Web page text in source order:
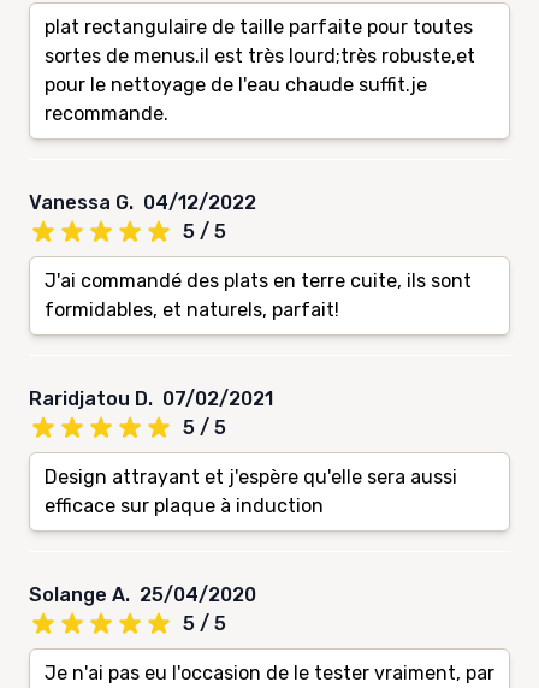
plat rectangulaire de taille parfaite pour toutes
sortes de menus.il est très lourd;très robuste,et
pour le nettoyage de l'eau chaude suffit.je
recommande.
Vanessa G. 04/12/2022
5 / 5
J'ai commandé des plats en terre cuite, ils sont
formidables, et naturels, parfait!
Raridjatou D. 07/02/2021
5 / 5
Design attrayant et j'espère qu'elle sera aussi
efficace sur plaque à induction
Solange A. 25/04/2020
5 / 5
Je n'ai pas eu l'occasion de le tester vraiment, par